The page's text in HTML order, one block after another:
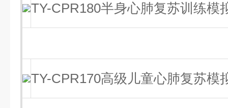
TY-CPR180半身心肺复苏训练模
TY-CPR170高级儿童心肺复苏模